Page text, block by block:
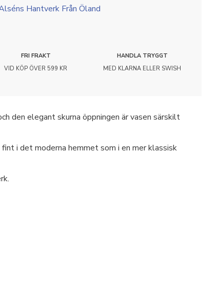
Hantverk Från Öland
FRI FRAKT
VID KÖP ÖVER 599 KR
HANDLA TRYGGT
MED KLARNA ELLER SWISH
den elegant skurna öppningen är vasen särskilt
i det moderna hemmet som i en mer klassisk